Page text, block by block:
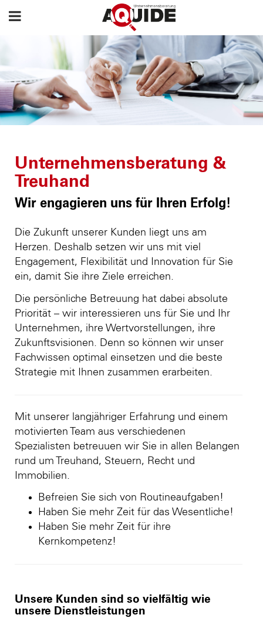
Unternehmensberatung &
Treuhand
Wir engagieren uns für Ihren Erfolg!
Die Zukunft unserer Kunden liegt uns am
Herzen. Deshalb setzen wir uns mit viel
Engagement, Flexibilität und Innovation für Sie
ein, damit Sie ihre Ziele erreichen.
Die persönliche Betreuung hat dabei absolute
Priorität – wir interessieren uns für Sie und Ihr
Unternehmen, ihre Wertvorstellungen, ihre
Zukunftsvisionen. Denn so können wir unser
Fachwissen optimal einsetzen und die beste
Strategie mit Ihnen zusammen erarbeiten.
Mit unserer langjähriger Erfahrung und einem
motivierten Team aus verschiedenen
Spezialisten betreuuen wir Sie in allen Belangen
rund um Treuhand, Steuern, Recht und
Immobilien.
Befreien Sie sich von Routineaufgaben!
Haben Sie mehr Zeit für das Wesentliche!
Haben Sie mehr Zeit für ihre
Kernkompetenz!
Unsere Kunden sind so vielfältig wie
unsere Dienstleistungen